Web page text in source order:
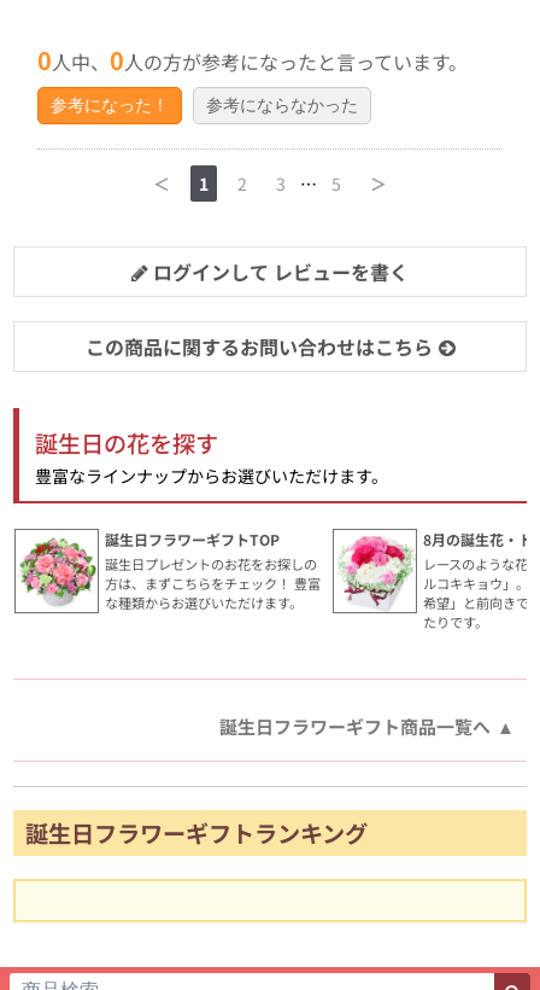
0人中、0人の方が参考になったと言っています。
参考になった！ 参考にならなかった
＜ 1 2 3 … 5 ＞
ログインして レビューを書く
この商品に関するお問い合わせはこちら
誕生日の花を探す
豊富なラインナップからお選びいただけます。
誕生日フラワーギフトTOP
誕生日プレゼントのお花をお探しの
方は、まずこちらをチェック！ 豊富
な種類からお選びいただけます。
8月の誕生花・ト
レースのような花
ルコキキョウ」。
希望」と前向きで
たりです。
誕生日フラワーギフト商品一覧へ
誕生日フラワーギフトランキング